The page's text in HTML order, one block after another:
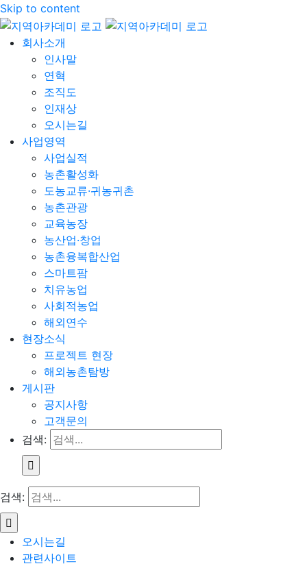
Skip to content
회사소개
인사말
연혁
조직도
인재상
오시는길
사업영역
사업실적
농촌활성화
도농교류·귀농귀촌
농촌관광
교육농장
농산업·창업
농촌융복합산업
스마트팜
치유농업
사회적농업
해외연수
현장소식
프로젝트 현장
해외농촌탐방
게시판
공지사항
고객문의
검색:
검색:
오시는길
관련사이트